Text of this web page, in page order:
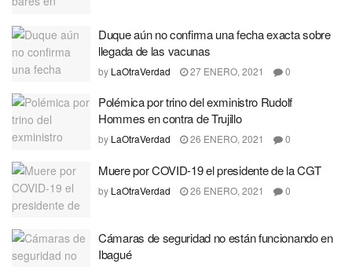
Duque aún no confirma una fecha exacta sobre
llegada de las vacunas
by LaOtraVerdad 27 ENERO, 2021 0
Polémica por trino del exministro Rudolf
Hommes en contra de Trujillo
by LaOtraVerdad 26 ENERO, 2021 0
Muere por COVID-19 el presidente de la CGT
by LaOtraVerdad 26 ENERO, 2021 0
Cámaras de seguridad no están funcionando en
Ibagué